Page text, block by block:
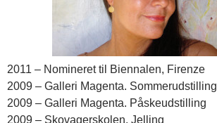
2011 – Nomineret til Biennalen, Firenze
2009 – Galleri Magenta. Sommerudstilling
2009 – Galleri Magenta. Påskeudstilling
2009 – Skovagerskolen, Jelling